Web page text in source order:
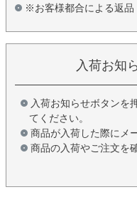
※お客様都合による返品
入荷お知
入荷お知らせボタンを
てください。
商品が入荷した際にメ
商品の入荷やご注文を